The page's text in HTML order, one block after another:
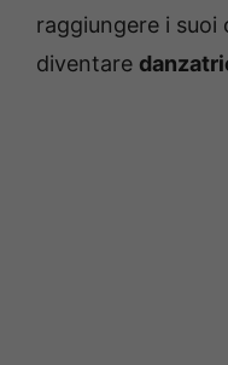
raggiungere i
diventare